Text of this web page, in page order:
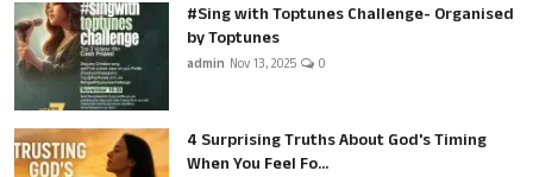
#Sing with Toptunes Challenge- Organised
by Toptunes
admin Nov 13, 2025 0
4 Surprising Truths About God's Timing
When You Feel Fo...